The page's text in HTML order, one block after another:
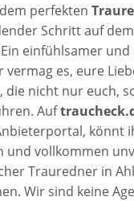
perfekten
Schritt auf
einfühlsamer
vermag es, eure
die nicht nur euch,
Auf
könnt
und vollkommen
Trauredner in
Wir sind keine